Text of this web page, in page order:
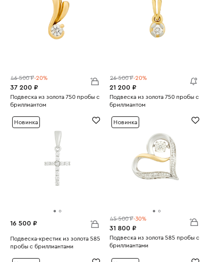
46 500 ₽-20%
37 200 ₽
Подвеска из золота 750 пробы с
бриллиантом
26 500 ₽-20%
21 200 ₽
Подвеска из золота 750 пробы с
бриллиантом
Новинка
16 500 ₽
Подвеска-крестик из золота 585
пробы с бриллиантами
Новинка
45 500 ₽-30%
31 800 ₽
Подвеска из золота 585 пробы с
бриллиантами